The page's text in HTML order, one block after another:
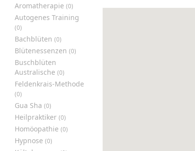
Aromatherapie (0)
Autogenes Training
(0)
Bachblüten (0)
Blütenessenzen (0)
Buschblüten
Australische (0)
Feldenkrais-Methode
(0)
Gua Sha (0)
Heilpraktiker (0)
Homöopathie (0)
Hypnose (0)